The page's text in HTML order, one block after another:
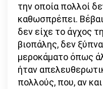
την οποία πολλοί
καθωσπρέπει.
δεν είχε το άγχος
βιοπάλης, δεν
μεροκάματο όπως
ήταν
πολλούς, που, αν